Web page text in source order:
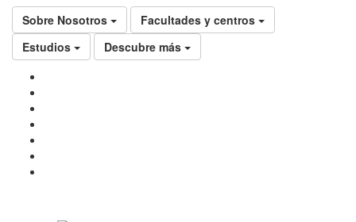
Sobre Nosotros
Facultades y centros
Estudios
Descubre más